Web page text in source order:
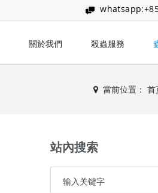
關於我們 殺蟲服務
當前位置： 首
站內搜索